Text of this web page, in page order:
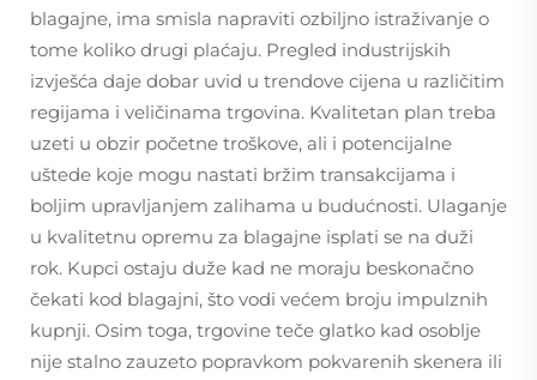
blagajne, ima smisla napraviti ozbiljno istraživanje o
tome koliko drugi plaćaju. Pregled industrijskih
izvješća daje dobar uvid u trendove cijena u različitim
regijama i veličinama trgovina. Kvalitetan plan treba
uzeti u obzir početne troškove, ali i potencijalne
uštede koje mogu nastati bržim transakcijama i
boljim upravljanjem zalihama u budućnosti. Ulaganje
u kvalitetnu opremu za blagajne isplati se na duži
rok. Kupci ostaju duže kad ne moraju beskonačno
čekati kod blagajni, što vodi većem broju impulznih
kupnji. Osim toga, trgovine teče glatko kad osoblje
nije stalno zauzeto popravkom pokvarenih skenera ili